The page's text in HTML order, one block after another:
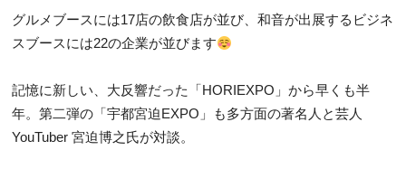
グルメブースには17店の飲食店が並び、和音が出展するビジネ
スブースには22の企業が並びます
記憶に新しい、大反響だった「HORIEXPO」から早くも半
年。第二弾の「宇都宮迫EXPO」も多方面の著名人と芸人
YouTuber 宮迫博之氏が対談。